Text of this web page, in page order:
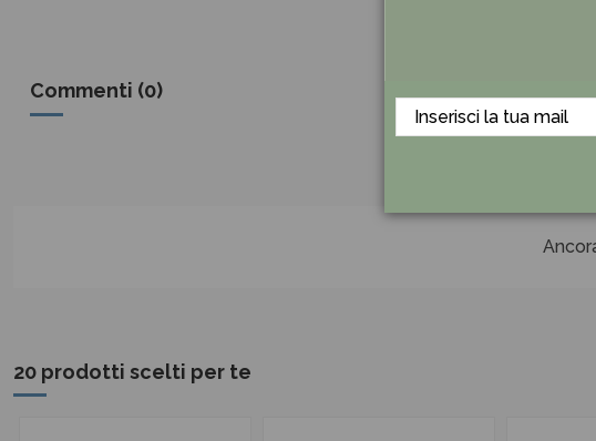
Commenti (0)
20 prodotti scelti per te